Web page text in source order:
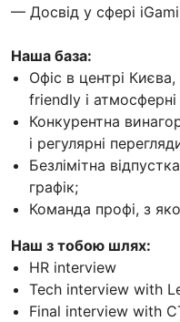
— Досвід у сфері
Наша база:
Офіс в центрі
friendly і
Конкурентна
і регулярні
Безлімітна
графік;
Команда профі, з
Наш з тобою шлях:
HR interview
Tech interview with
Final interview with